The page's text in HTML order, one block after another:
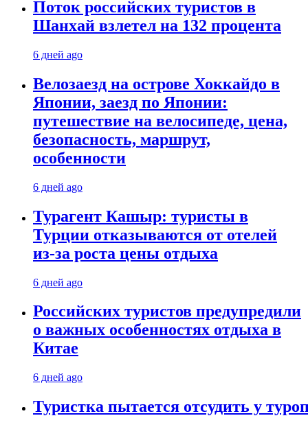
Поток российских туристов в
Шанхай взлетел на 132 процента
6 дней ago
Велозаезд на острове Хоккайдо в
Японии, заезд по Японии:
путешествие на велосипеде, цена,
безопасность, маршрут,
особенности
6 дней ago
Турагент Кашыр: туристы в
Турции отказываются от отелей
из-за роста цены отдыха
6 дней ago
Российских туристов предупредили
о важных особенностях отдыха в
Китае
6 дней ago
Туристка пытается отсудить у